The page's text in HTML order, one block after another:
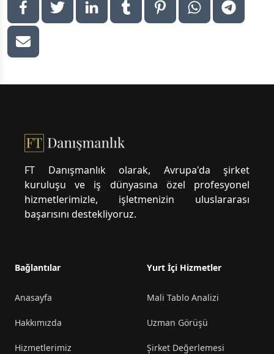
FT Danışmanlık olarak, Avrupa'da şirket
kuruluşu ve iş dünyasına özel profesyonel
hizmetlerimizle, işletmenizin uluslararası
başarısını destekliyoruz.
Bağlantılar
Anasayfa
Hakkımızda
Hizmetlerimiz
Yurt İçi Hizmetler
Mali Tablo Analizi
Uzman Görüşü
Şirket Değerlemesi